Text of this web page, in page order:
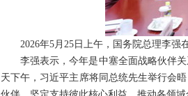
2026年5月25日上午，国务院总理李强
李强表示，今年是中塞全面战略伙伴
天下午，习近平主席将同总统先生举行会